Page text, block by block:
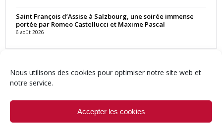
Nous utilisons des cookies pour optimiser notre site web et
notre service.
Accepter les cookies
Saint François d’Assise à Salzbourg, une soirée immense
portée par Romeo Castellucci et Maxime Pascal
6 août 2026